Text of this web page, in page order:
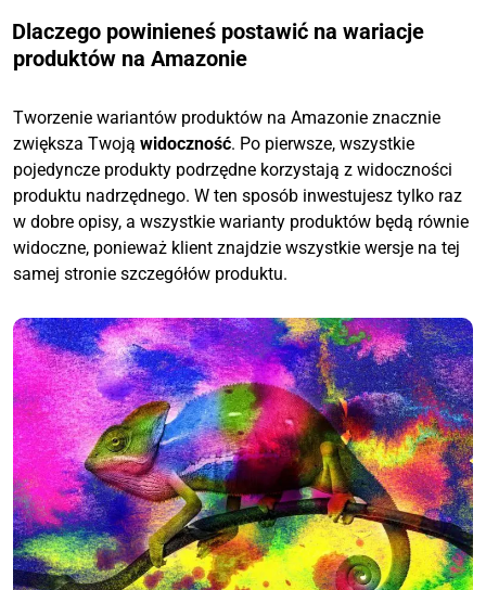
Dlaczego powinieneś postawić na wariacje
produktów na Amazonie
Tworzenie wariantów produktów na Amazonie znacznie
zwiększa Twoją widoczność. Po pierwsze, wszystkie
pojedyncze produkty podrzędne korzystają z widoczności
produktu nadrzędnego. W ten sposób inwestujesz tylko raz
w dobre opisy, a wszystkie warianty produktów będą równie
widoczne, ponieważ klient znajdzie wszystkie wersje na tej
samej stronie szczegółów produktu.